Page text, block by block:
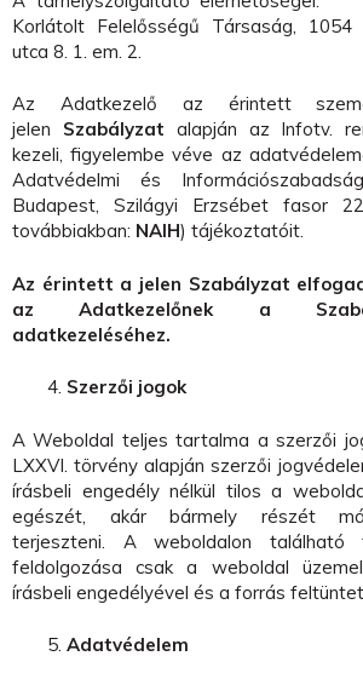
Korlátolt Felelősségű Társaság, 1054
utca 8. 1. em. 2.
Az Adatkezelő az érintett
jelen Szabályzat alapján az Infotv.
kezeli, figyelembe véve az
Adatvédelmi és
Budapest, Szilágyi Erzsébet fasor
továbbiakban: NAIH) tájékoztatóit.
Az érintett a jelen Szabályzat
az Adatkezelőnek a
adatkezeléséhez.
Szerzői jogok
A Weboldal teljes tartalma a szerzői
LXXVI. törvény alapján szerzői
írásbeli engedély nélkül tilos a
egészét, akár bármely részét
terjeszteni. A weboldalon található
feldolgozása csak a weboldal
írásbeli engedélyével és a forrás
Adatvédelem